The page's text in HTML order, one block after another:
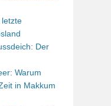
letzte
Der
Warum
in Makkum